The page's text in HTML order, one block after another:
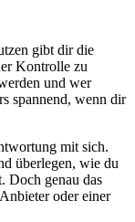
gibt dir die
Kontrolle zu
und wer
spannend, wenn dir
mit sich.
überlegen, wie du
Doch genau das
oder einer